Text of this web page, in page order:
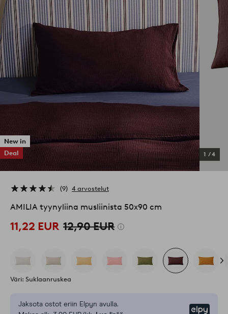
New in
Deal
1 /4
9 4 arvostelut
AMILIA tyynyliina musliinista 50x90 cm
11,22 EUR 12,90 EUR
Väri: Suklaanruskea
Jaksota ostot eriin Elpyn avulla.